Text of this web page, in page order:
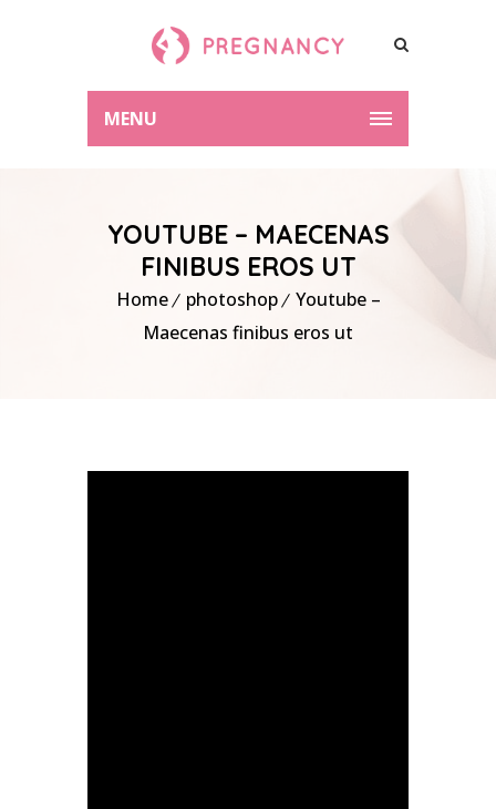
MENU
YOUTUBE – MAECENAS
FINIBUS EROS UT
Home photoshop
Youtube –
Maecenas finibus eros ut